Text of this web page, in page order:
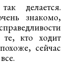
делается.
знакомо,
кто ходит
сейчас